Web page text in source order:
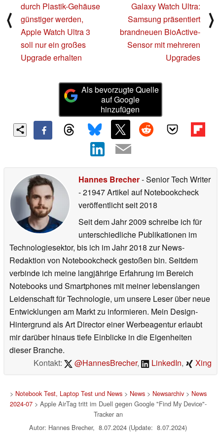
⟨
durch Plastik-Gehäuse
günstiger werden,
Apple Watch Ultra 3
soll nur ein großes
Upgrade erhalten
Galaxy Watch Ultra:
Samsung präsentiert
brandneuen BioActive-
Sensor mit mehreren
Upgrades
⟩
Als bevorzugte Quelle
auf Google
hinzufügen
Hannes Brecher- Senior Tech Writer
- 21947 Artikel auf Notebookcheck
veröffentlichtseit 2018
Seit dem Jahr 2009 schreibe ich für
unterschiedliche Publikationen im
Technologiesektor, bis ich im Jahr 2018 zur News-
Redaktion von Notebookcheck gestoßen bin. Seitdem
verbinde ich meine langjährige Erfahrung im Bereich
Notebooks und Smartphones mit meiner lebenslangen
Leidenschaft für Technologie, um unsere Leser über neue
Entwicklungen am Markt zu informieren. Mein Design-
Hintergrund als Art Director einer Werbeagentur erlaubt
mir darüber hinaus tiefe Einblicke in die Eigenheiten
dieser Branche.
Kontakt:
@HannesBrecher, LinkedIn, Xing
> Notebook Test, Laptop Test und News> News> Newsarchiv> News
2024-07> Apple AirTag tritt im Duell gegen Google "Find My Device"-
Tracker an
Autor: Hannes Brecher, 8.07.2024 (Update: 8.07.2024)